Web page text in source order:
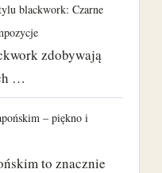
blackwork: Czarne
zdobywają
…
– piękno i
to znacznie